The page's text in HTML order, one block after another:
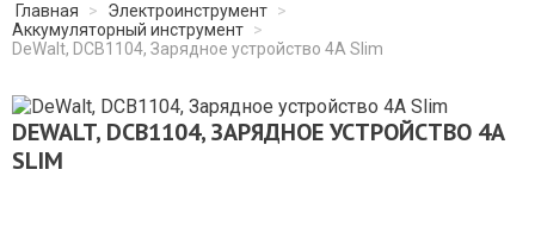
Главная > Электроинструмент >
Аккумуляторный инструмент >
DeWalt, DCB1104, Зарядное устройство 4А Slim
DEWALT, DCB1104, ЗАРЯДНОЕ УСТРОЙСТВО 4А
SLIM